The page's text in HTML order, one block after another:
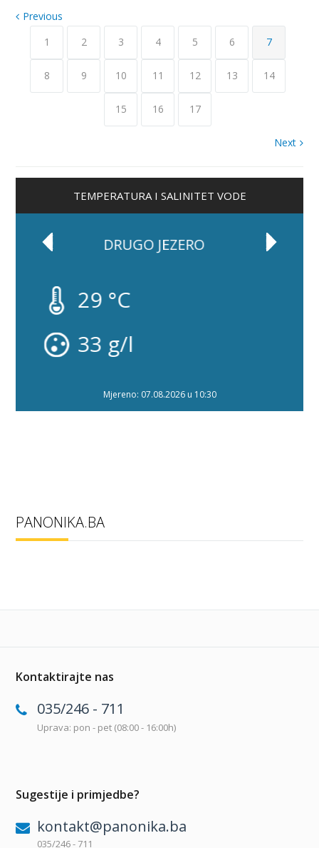
Previous
1
2 3 4 5 6 7
8 9 10 11 12 13 14
15 16 17
Next
TEMPERATURA I SALINITET VODE
SLAPOVI
28 °C
32 g/l
Mjereno: 07.08.2026 u 10:30
PANONIKA.BA
Kontaktirajte nas
035/246 - 711
Uprava: pon - pet (08:00 - 16:00h)
Sugestije i primjedbe?
kontakt@panonika.ba
035/246 - 711